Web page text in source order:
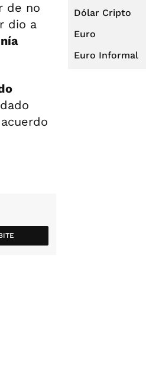
de no
dio a
Dólar Cripto
Euro
Euro Informal